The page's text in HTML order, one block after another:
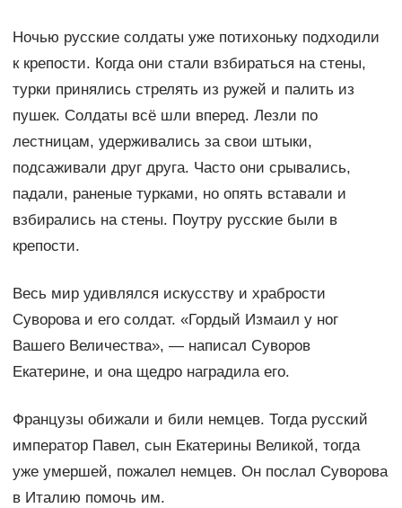
Ночью русские солдаты уже потихоньку подходили
к крепости. Когда они стали взбираться на стены,
турки принялись стрелять из ружей и палить из
пушек. Солдаты всё шли вперед. Лезли по
лестницам, удерживались за свои штыки,
подсаживали друг друга. Часто они срывались,
падали, раненые турками, но опять вставали и
взбирались на стены. Поутру русские были в
крепости.
Весь мир удивлялся искусству и храбрости
Суворова и его солдат. «Гордый Измаил у ног
Вашего Величества», — написал Суворов
Екатерине, и она щедро наградила его.
Французы обижали и били немцев. Тогда русский
император Павел, сын Екатерины Великой, тогда
уже умершей, пожалел немцев. Он послал Суворова
в Италию помочь им.